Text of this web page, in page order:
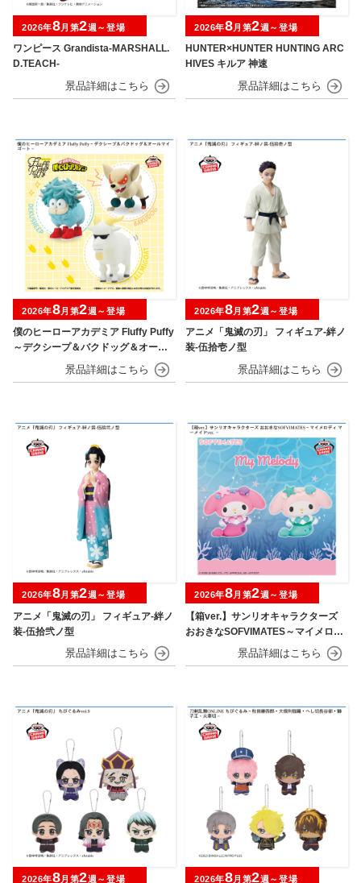
ワンピース Grandista-MARSHALL.
D.TEACH-
2026年8月第2週～登場
HUNTER×HUNTER HUNTING ARC
HIVES キルア 神速
2026年8月第2週～登場
僕のヒーローアカデミア Fluffy Puffy
～デクシープ＆バクドッグ＆オール
マイゴート～
2026年8月第2週～登場
アニメ「鬼滅の刃」 フィギュア-絆ノ
装-伍拾壱ノ型
2026年8月第2週～登場
アニメ「鬼滅の刃」 フィギュア-絆ノ
装-伍拾弐ノ型
2026年8月第2週～登場
【箱ver.】サンリオキャラクターズ
おおきなSOFVIMATES～マイメロデ
ィ マーメイドver. ～
2026年8月第2週～登場
2026年8月第2週～登場 2026年8月第2週～登場